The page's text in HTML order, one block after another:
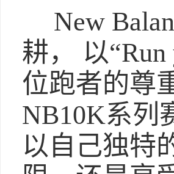
New
耕， 以
位跑者的尊
NB10K系列
以自己独特